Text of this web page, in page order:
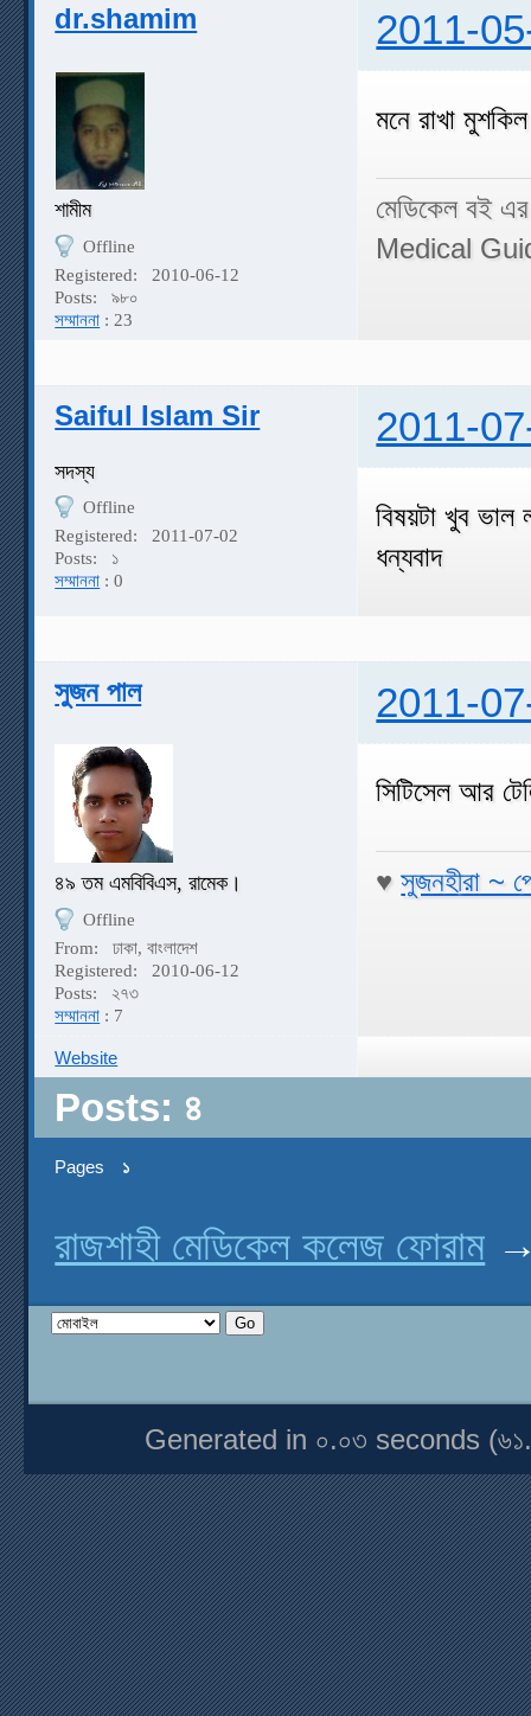
dr.shamim 2011-
শামীম
Offline
Registered:
2010-06-12
Posts:
৯৮০
সম্মাননা : 23
মনে রাখা
মেডিকেল বই
Medical
Saiful Islam Sir 2011-
সদস্য
Offline
Registered:
2011-07-02
Posts:
১
সম্মাননা : 0
বিষয়টা খুব ভাল
ধন্যবাদ
সুজন পাল 2011-
৪৯ তম এমবিবিএস, রামেক।
Offline
From:
ঢাকা, বাংলাদেশ
Registered:
2010-06-12
Posts:
২৭৩
সম্মাননা : 7
সিটিসেল আর
♥সুজনহীরা ~
Website
Posts: ৪
Pages ১
রাজশাহী মেডিকেল কলেজ ফোরাম
Generated in ০.০৩ seconds